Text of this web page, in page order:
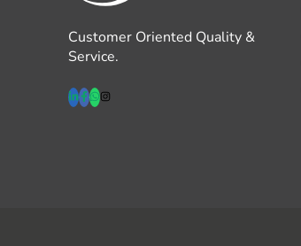
Customer Oriented Quality &
Service.